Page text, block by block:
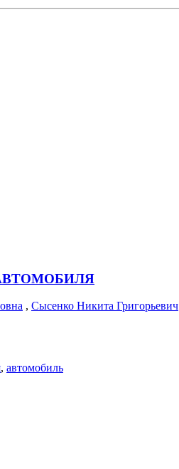
, Сысенко Никита Григорьевич
, автомобиль